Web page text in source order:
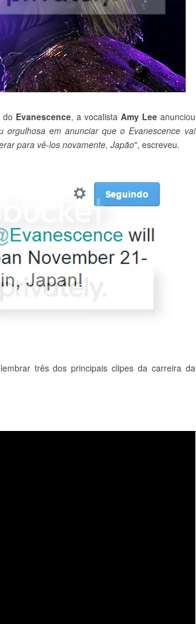
do Evanescence, a vocalista Amy Leeanunciou
orgulhosa em anunciar que o Evanescence vai
para vê-los novamente, Japão", escreveu.
três dos principais clipes da carreira da